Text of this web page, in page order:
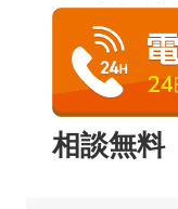
相談無料